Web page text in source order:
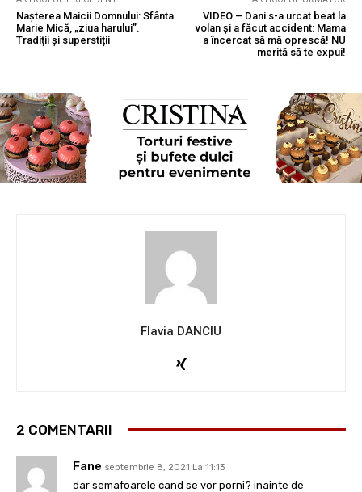
Naşterea Maicii Domnului: Sfânta
Marie Mică, „ziua harului”.
Tradiții și superstiții
VIDEO – Dani s-a urcat beat la
volan și a făcut accident: Mama
a încercat să mă oprescă! NU
merită să te expui!
Flavia DANCIU
2 COMENTARII
Fane septembrie 8, 2021 La 11:13
dar semafoarele cand se vor porni? inainte de